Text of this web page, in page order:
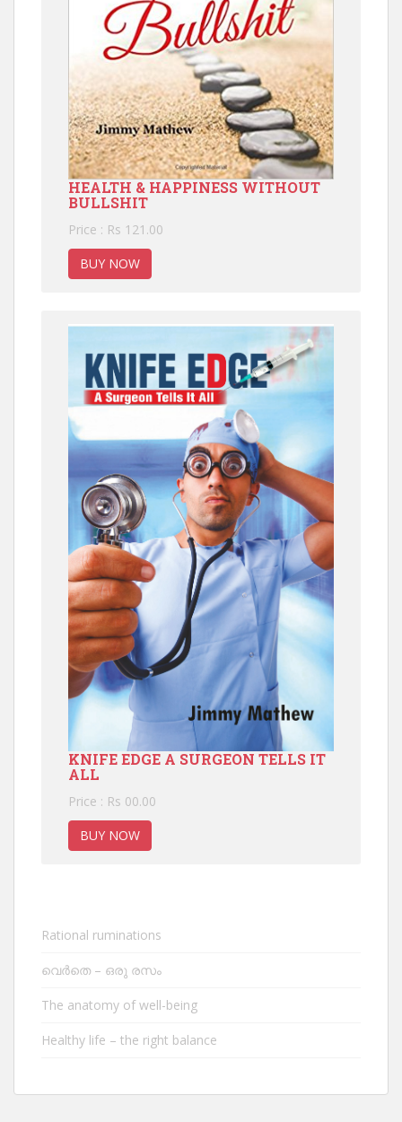
HEALTH & HAPPINESS WITHOUT
BULLSHIT
Price : Rs 121.00
BUY NOW
KNIFE EDGE A SURGEON TELLS IT
ALL
Price : Rs 00.00
BUY NOW
Rational ruminations
വെർതെ – ഒരു രസം
The anatomy of well-being
Healthy life – the right balance